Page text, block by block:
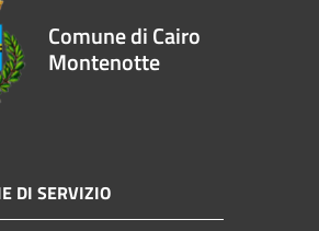
Comune di Cairo
Montenotte
DI SERVIZIO